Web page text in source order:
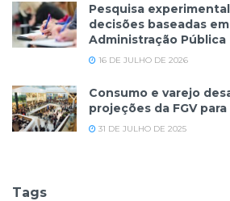
Pesquisa
decisões baseadas
Administração Pública
16 DE JULHO DE 2026
Consumo e varejo
projeções da FGV
31 DE JULHO DE 2025
Tags